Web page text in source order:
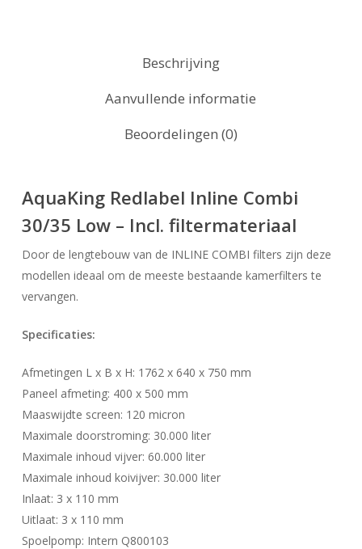
Beschrijving
Aanvullende informatie
Beoordelingen (0)
AquaKing Redlabel Inline Combi
30/35 Low – Incl. filtermateriaal
Door de lengtebouw van de INLINE COMBI filters zijn deze
modellen ideaal om de meeste bestaande kamerfilters te
vervangen.
Specificaties:
Afmetingen L x B x H: 1762 x 640 x 750 mm
Paneel afmeting: 400 x 500 mm
Maaswijdte screen: 120 micron
Maximale doorstroming: 30.000 liter
Maximale inhoud vijver: 60.000 liter
Maximale inhoud koivijver: 30.000 liter
Inlaat: 3 x 110 mm
Uitlaat: 3 x 110 mm
Spoelpomp: Intern Q800103